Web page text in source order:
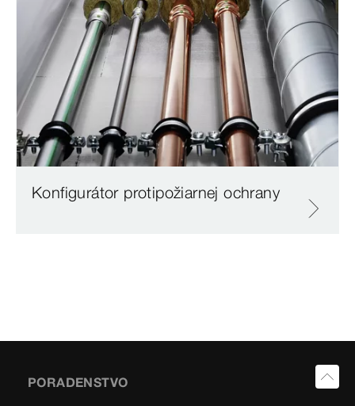
Konfigurátor protipožiarnej ochrany
PORADENSTVO